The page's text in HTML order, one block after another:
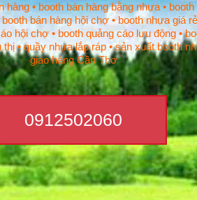
hàng • booth bán hàng bằng nhựa • booth
booth bán hàng hội chợ • booth nhựa giá
hội chợ • booth quảng cáo lưu động •
• quầy nhựa lắp ráp • sản xuất booth
giao hàng Cần Thơ
0912502060